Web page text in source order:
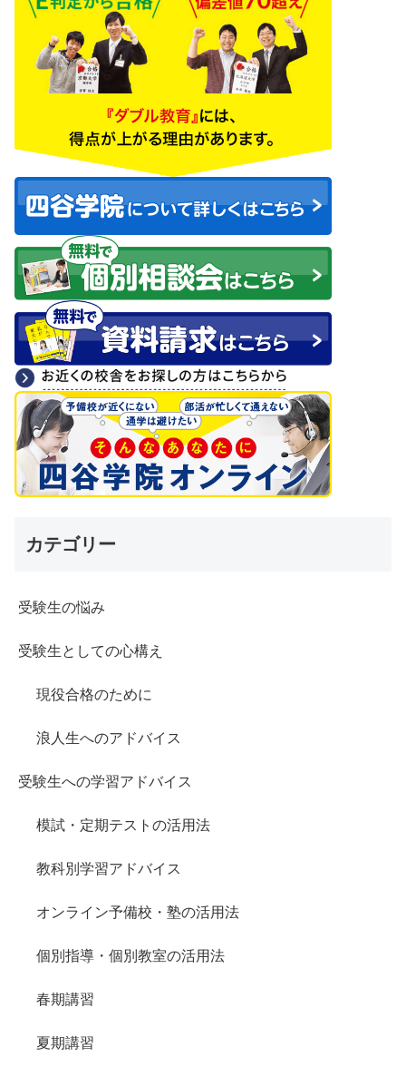
カテゴリー
受験生の悩み
受験生としての心構え
現役合格のために
浪人生へのアドバイス
受験生への学習アドバイス
模試・定期テストの活用法
教科別学習アドバイス
オンライン予備校・塾の活用法
個別指導・個別教室の活用法
春期講習
夏期講習